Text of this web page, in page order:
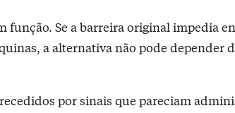
Se a barreira original impedia
a alternativa não pode
por sinais que pareciam